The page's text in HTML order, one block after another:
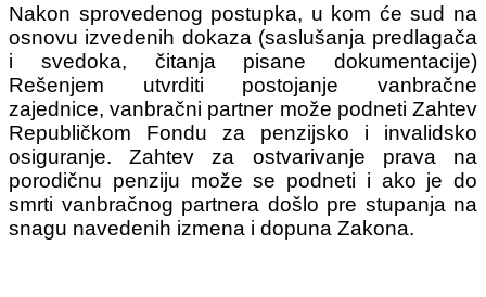
Nakon sprovedenog postupka, u kom će sud na
osnovu izvedenih dokaza (saslušanja predlagača
i svedoka, čitanja pisane dokumentacije)
Rešenjem utvrditi postojanje vanbračne
zajednice, vanbračni partner može podneti Zahtev
Republičkom Fondu za penzijsko i invalidsko
osiguranje. Zahtev za ostvarivanje prava na
porodičnu penziju može se podneti i ako je do
smrti vanbračnog partnera došlo pre stupanja na
snagu navedenih izmena i dopuna Zakona.